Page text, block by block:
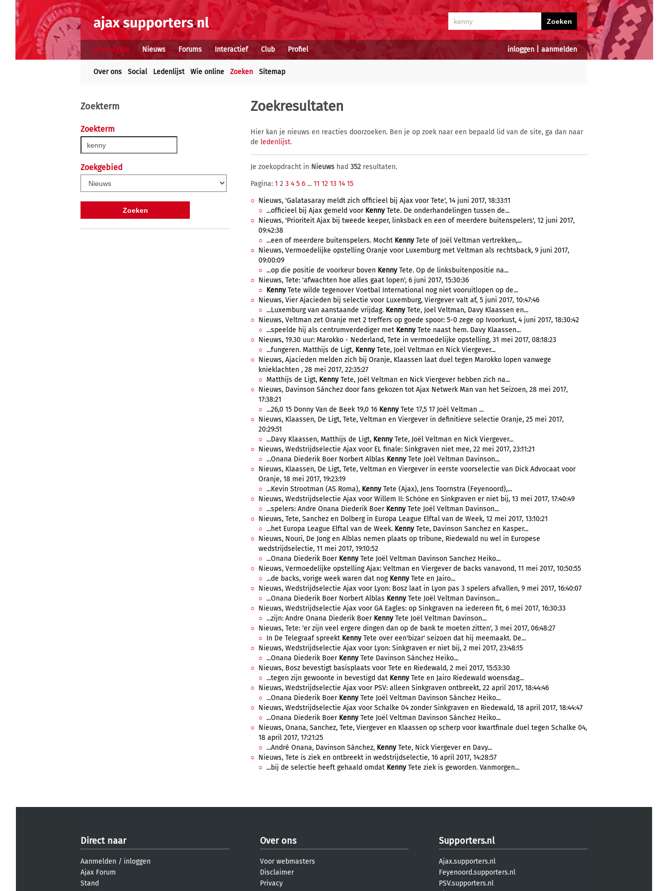
inloggen aanmelden
Voorpagina Nieuws Forums Interactief Club Profiel
Over ons Social Ledenlijst Wie online Zoeken Sitemap
Zoekterm
Zoekterm
Zoekgebied
Zoekresultaten
Hier kan je nieuws en reacties doorzoeken. Ben je op zoek naar een bepaald lid van de site, ga dan naar
de ledenlijst.
Je zoekopdracht in Nieuws had 352 resultaten.
Pagina: 1 2 3 4 5 6 ... 11 12 13 14 15
Nieuws, 'Galatasaray meldt zich officieel bij Ajax voor Tete', 14 juni 2017, 18:33:11
...officieel bij Ajax gemeld voor KennyTete. De onderhandelingen tussen de...
Nieuws, 'Prioriteit Ajax bij tweede keeper, linksback en een of meerdere buitenspelers', 12 juni 2017,
09:42:38
...een of meerdere buitenspelers. Mocht KennyTete of Joël Veltman vertrekken,...
Nieuws, Vermoedelijke opstelling Oranje voor Luxemburg met Veltman als rechtsback, 9 juni 2017,
09:00:09
...op die positie de voorkeur boven KennyTete. Op de linksbuitenpositie na...
Nieuws, Tete: 'afwachten hoe alles gaat lopen', 6 juni 2017, 15:30:36
KennyTete wilde tegenover Voetbal International nog niet vooruitlopen op de...
Nieuws, Vier Ajacieden bij selectie voor Luxemburg, Viergever valt af, 5 juni 2017, 10:47:46
...Luxemburg van aanstaande vrijdag. KennyTete, Joel Veltman, Davy Klaassen en...
Nieuws, Veltman zet Oranje met 2 treffers op goede spoor: 5-0 zege op Ivoorkust, 4 juni 2017, 18:30:42
...speelde hij als centrumverdediger met KennyTete naast hem. Davy Klaassen...
Nieuws, 19.30 uur: Marokko - Nederland, Tete in vermoedelijke opstelling, 31 mei 2017, 08:18:23
...fungeren. Matthijs de Ligt, KennyTete, Joël Veltman en Nick Viergever...
Nieuws, Ajacieden melden zich bij Oranje, Klaassen laat duel tegen Marokko lopen vanwege
knieklachten , 28 mei 2017, 22:35:27
Matthijs de Ligt, KennyTete, Joël Veltman en Nick Viergever hebben zich na...
Nieuws, Davinson Sánchez door fans gekozen tot Ajax Netwerk Man van het Seizoen, 28 mei 2017,
17:38:21
...26,0 15 Donny Van de Beek 19,0 16 KennyTete 17,5 17 Joël Veltman ...
Nieuws, Klaassen, De Ligt, Tete, Veltman en Viergever in definitieve selectie Oranje, 25 mei 2017,
20:29:51
...Davy Klaassen, Matthijs de Ligt, KennyTete, Joël Veltman en Nick Viergever...
Nieuws, Wedstrijdselectie Ajax voor EL finale: Sinkgraven niet mee, 22 mei 2017, 23:11:21
...Onana Diederik Boer Norbert Alblas KennyTete Joël Veltman Davinson...
Nieuws, Klaassen, De Ligt, Tete, Veltman en Viergever in eerste voorselectie van Dick Advocaat voor
Oranje, 18 mei 2017, 19:23:19
...Kevin Strootman (AS Roma), KennyTete (Ajax), Jens Toornstra (Feyenoord),...
Nieuws, Wedstrijdselectie Ajax voor Willem II: Schöne en Sinkgraven er niet bij, 13 mei 2017, 17:40:49
...spelers: Andre Onana Diederik Boer KennyTete Joël Veltman Davinson...
Nieuws, Tete, Sanchez en Dolberg in Europa League Elftal van de Week, 12 mei 2017, 13:10:21
...het Europa League Elftal van de Week. KennyTete, Davinson Sanchez en Kasper...
Nieuws, Nouri, De Jong en Alblas nemen plaats op tribune, Riedewald nu wel in Europese
wedstrijdselectie, 11 mei 2017, 19:10:52
...Onana Diederik Boer KennyTete Joël Veltman Davinson Sanchez Heiko...
Nieuws, Vermoedelijke opstelling Ajax: Veltman en Viergever de backs vanavond, 11 mei 2017, 10:50:55
...de backs, vorige week waren dat nog KennyTete en Jairo...
Nieuws, Wedstrijdselectie Ajax voor Lyon: Bosz laat in Lyon pas 3 spelers afvallen, 9 mei 2017, 16:40:07
...Onana Diederik Boer Norbert Alblas KennyTete Joël Veltman Davinson...
Nieuws, Wedstrijdselectie Ajax voor GA Eagles: op Sinkgraven na iedereen fit, 6 mei 2017, 16:30:33
...zijn: Andre Onana Diederik Boer KennyTete Joël Veltman Davinson...
Nieuws, Tete: 'er zijn veel ergere dingen dan op de bank te moeten zitten', 3 mei 2017, 06:48:27
In De Telegraaf spreekt KennyTete over een'bizar' seizoen dat hij meemaakt. De...
Nieuws, Wedstrijdselectie Ajax voor Lyon: Sinkgraven er niet bij, 2 mei 2017, 23:48:15
...Onana Diederik Boer KennyTete Davinson Sánchez Heiko...
Nieuws, Bosz bevestigt basisplaats voor Tete en Riedewald, 2 mei 2017, 15:53:30
...tegen zijn gewoonte in bevestigd dat KennyTete en Jairo Riedewald woensdag...
Nieuws, Wedstrijdselectie Ajax voor PSV: alleen Sinkgraven ontbreekt, 22 april 2017, 18:44:46
...Onana Diederik Boer KennyTete Joël Veltman Davinson Sánchez Heiko...
Nieuws, Wedstrijdselectie Ajax voor Schalke 04 zonder Sinkgraven en Riedewald, 18 april 2017, 18:44:47
...Onana Diederik Boer KennyTete Joël Veltman Davinson Sánchez Heiko...
Nieuws, Onana, Sanchez, Tete, Viergever en Klaassen op scherp voor kwartfinale duel tegen Schalke 04,
18 april 2017, 17:21:25
...André Onana, Davinson Sánchez, KennyTete, Nick Viergever en Davy...
Nieuws, Tete is ziek en ontbreekt in wedstrijdselectie, 16 april 2017, 14:28:57
...bij de selectie heeft gehaald omdat KennyTete ziek is geworden. Vanmorgen...
Direct naar
Aanmelden / inloggen
Ajax Forum
Stand
Over ons
Voor webmasters
Disclaimer
Privacy
Supporters.nl
Ajax.supporters.nl
Feyenoord.supporters.nl
PSV.supporters.nl